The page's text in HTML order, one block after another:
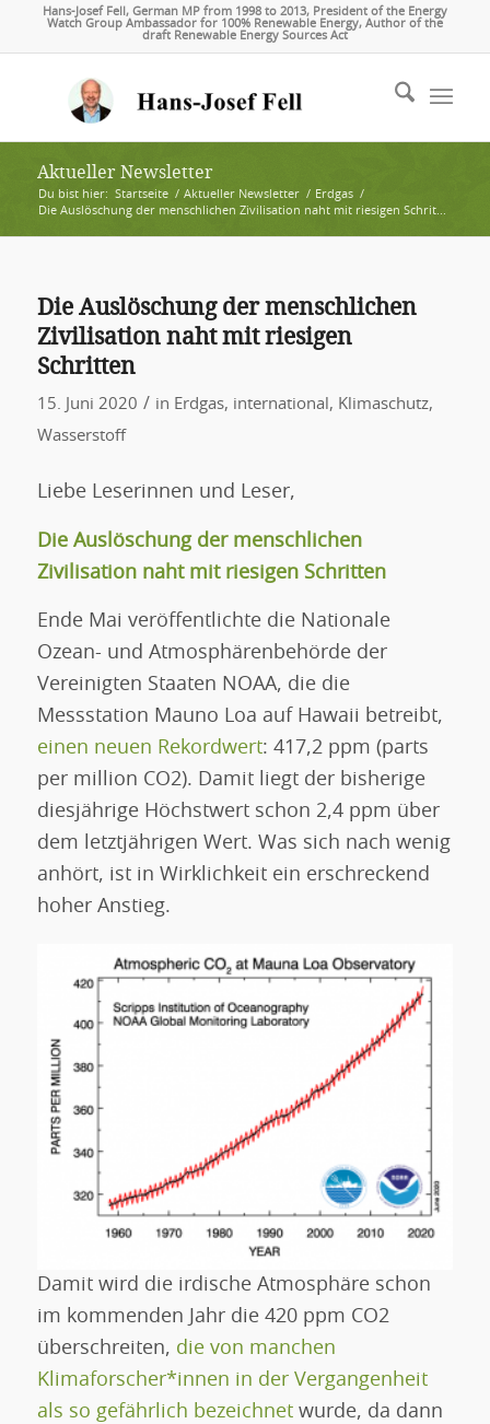
Hans-Josef Fell, German MP from 1998 to 2013, President of the Energy
Watch Group Ambassador for 100% Renewable Energy, Author of the
draft Renewable Energy Sources Act
Aktueller Newsletter
Du bist hier: Startseite / Aktueller Newsletter / Erdgas /
Die Auslöschung der menschlichen Zivilisation naht mit riesigen Schrit...
Die Auslöschung der menschlichen
Zivilisation naht mit riesigen
Schritten
15. Juni 2020 / in Erdgas, international , Klimaschutz,
Wasserstoff
Liebe Leserinnen und Leser,
Die Auslöschung der menschlichen
Zivilisation naht mit riesigen Schritten
Ende Mai veröffentlichte die Nationale
Ozean- und Atmosphärenbehörde der
Vereinigten Staaten NOAA, die die
Messstation Mauno Loa auf Hawaii betreibt,
einen neuen Rekordwert: 417,2 ppm (parts
per million CO2). Damit liegt der bisherige
diesjährige Höchstwert schon 2,4 ppm über
dem letztjährigen Wert. Was sich nach wenig
anhört, ist in Wirklichkeit ein erschreckend
hoher Anstieg.
Damit wird die irdische Atmosphäre schon
im kommenden Jahr die 420 ppm CO2
überschreiten, die von manchen
Klimaforscher*innen in der Vergangenheit
als so gefährlich bezeichnetwurde, da dann